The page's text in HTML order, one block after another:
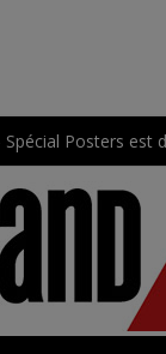
Spécial Posters est